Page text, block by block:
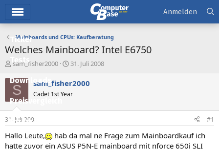
Ticker
Tests
Downloads
Preisvergleich
Forum
Aktuelles
Anmelden
Mainboards und CPUs: Kaufberatung
Welches Mainboard? Intel E6750
E
s
t
e
e
r
sam_fisher2000
E
s
e
t
a
m
31. Juli 2008
S sam_fisher2000
Cadet 1st Year
31. Juli 2008 #1
Hallo Leute,
hab da mal ne Frage zum Mainboardkauf ich
hatte zuvor ein ASUS P5N-E mainboard mit nforce 650i SLI